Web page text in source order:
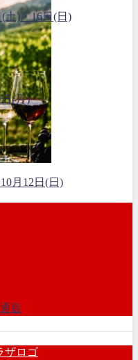
土)・16日(日)
(月)
月12日(日)